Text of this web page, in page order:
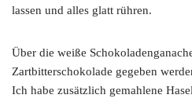
lassen und alles glatt rühren.
Über die weiße
Zartbitterschokolade gegeben
Ich habe zusätzlich gemahlene